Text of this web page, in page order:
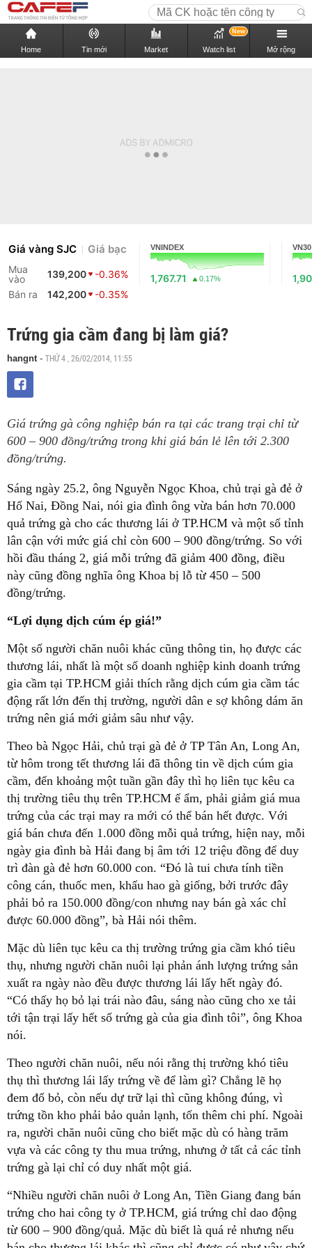
Home Tin mới Market Watch list
New
Mở rộng
Giá vàng SJC Giá bạc
Mua
vào
139,200
-0.36%
Bán ra
142,200 -0.35%
VNINDEX
1,767.71 0.17%
VN30
Trứng gia cầm đang bị làm giá?
hangnt- THỨ 4 , 26/02/2014, 11:55
Giá trứng gà công nghiệp bán ra tại các trang trại chỉ từ
600 – 900 đồng/trứng trong khi giá bán lẻ lên tới 2.300
đồng/trứng.
Sáng ngày 25.2, ông Nguyễn Ngọc Khoa, chủ trại gà đẻ ở
Hố Nai, Đồng Nai, nói gia đình ông vừa bán hơn 70.000
quả trứng gà cho các thương lái ở TP.HCM và một số tỉnh
lân cận với mức giá chỉ còn 600 – 900 đồng/trứng. So với
hồi đầu tháng 2, giá mỗi trứng đã giảm 400 đồng, điều
này cũng đồng nghĩa ông Khoa bị lỗ từ 450 – 500
đồng/trứng.
“Lợi dụng dịch cúm ép giá!”
Một số người chăn nuôi khác cũng thông tin, họ được các
thương lái, nhất là một số doanh nghiệp kinh doanh trứng
gia cầm tại TP.HCM giải thích rằng dịch cúm gia cầm tác
động rất lớn đến thị trường, người dân e sợ không dám ăn
trứng nên giá mới giảm sâu như vậy.
Theo bà Ngọc Hải, chủ trại gà đẻ ở TP Tân An, Long An,
từ hôm trong tết thương lái đã thông tin về dịch cúm gia
cầm, đến khoảng một tuần gần đây thì họ liên tục kêu ca
thị trường tiêu thụ trên TP.HCM ế ẩm, phải giảm giá mua
trứng của các trại may ra mới có thể bán hết được. Với
giá bán chưa đến 1.000 đồng mỗi quả trứng, hiện nay, mỗi
ngày gia đình bà Hải đang bị âm tới 12 triệu đồng để duy
trì đàn gà đẻ hơn 60.000 con. “Đó là tui chưa tính tiền
công cán, thuốc men, khấu hao gà giống, bởi trước đây
phải bỏ ra 150.000 đồng/con nhưng nay bán gà xác chỉ
được 60.000 đồng”, bà Hải nói thêm.
Mặc dù liên tục kêu ca thị trường trứng gia cầm khó tiêu
thụ, nhưng người chăn nuôi lại phản ánh lượng trứng sản
xuất ra ngày nào đều được thương lái lấy hết ngày đó.
“Có thấy họ bỏ lại trái nào đâu, sáng nào cũng cho xe tải
tới tận trại lấy hết số trứng gà của gia đình tôi”, ông Khoa
nói.
Theo người chăn nuôi, nếu nói rằng thị trường khó tiêu
thụ thì thương lái lấy trứng về để làm gì? Chẳng lẽ họ
đem đổ bỏ, còn nếu dự trữ lại thì cũng không đúng, vì
trứng tồn kho phải bảo quản lạnh, tốn thêm chi phí. Ngoài
ra, người chăn nuôi cũng cho biết mặc dù có hàng trăm
vựa và các công ty thu mua trứng, nhưng ở tất cả các tỉnh
trứng gà lại chỉ có duy nhất một giá.
“Nhiều người chăn nuôi ở Long An, Tiền Giang đang bán
trứng cho hai công ty ở TP.HCM, giá trứng chỉ dao động
từ 600 – 900 đồng/quả. Mặc dù biết là quá rẻ nhưng nếu